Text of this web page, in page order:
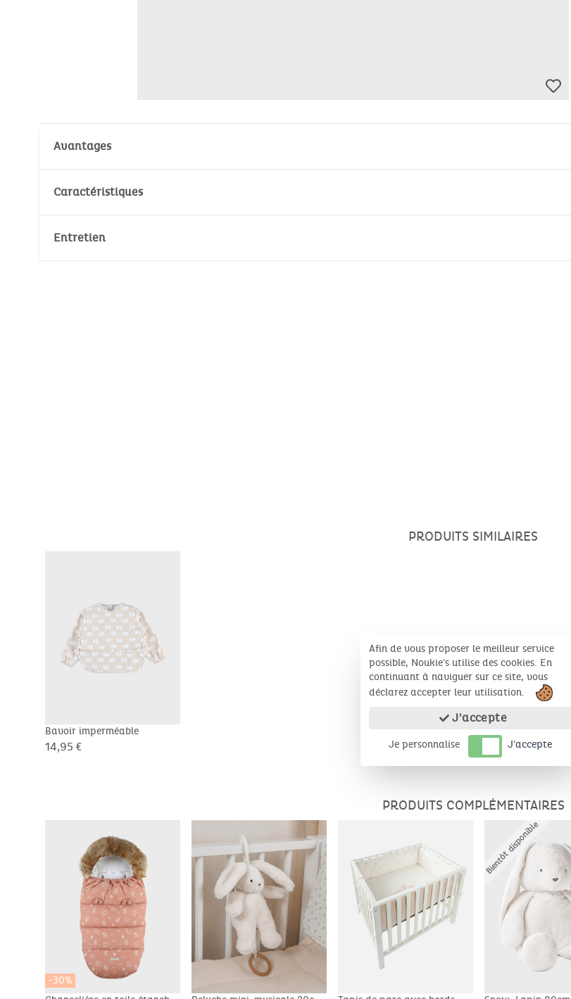
Avantages
Caractéristiques
Entretien
PRODUITS SIMILAIRES
Bavoir imperméable
14,95 €
PRODUITS COMPLÉMENTAIRES
-30%
Bientôt disponible
Afin de vous proposer le meilleur service
possible, Noukie's utilise des cookies. En
continuant à naviguer sur ce site, vous
déclarez accepter leur utilisation.
J'accepte
Je personnalise J'accepte